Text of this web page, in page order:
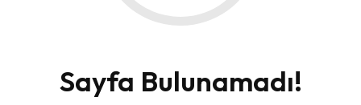
Sayfa Bulunamadı!